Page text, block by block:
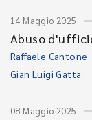
14 Maggio 2025
Abuso
Raffaele Cantone
Gian Luigi Gatta
08 Maggio 2025